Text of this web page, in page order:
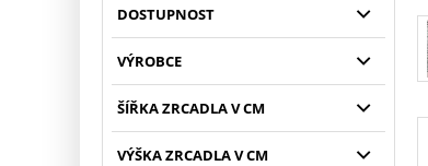
DOSTUPNOST
VÝROBCE
ŠÍŘKA ZRCADLA V CM
VÝŠKA ZRCADLA V CM